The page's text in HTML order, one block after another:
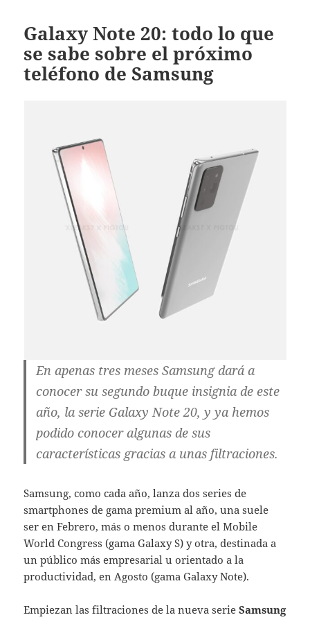
Galaxy Note 20: todo lo que
se sabe sobre el próximo
teléfono de Samsung
En apenas tres meses Samsung dará a
conocer su segundo buque insignia de este
año, la serie Galaxy Note 20, y ya hemos
podido conocer algunas de sus
características gracias a unas filtraciones.
Samsung, como cada año, lanza dos series de
smartphones de gama premium al año, una suele
ser en Febrero, más o menos durante el Mobile
World Congress (gama Galaxy S) y otra, destinada a
un público más empresarial u orientado a la
productividad, en Agosto (gama Galaxy Note).
Empiezan las filtraciones de la nueva serieSamsung